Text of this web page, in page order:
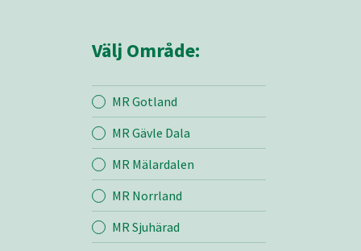
Mina sidor
MR Örebro
Välj Område:
MR Gotland
MR Gävle Dala
MR Mälardalen
MR Norrland
MR Sjuhärad